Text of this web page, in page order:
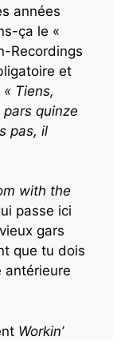
années
ça le «
Recordings
et
« Tiens,
quinze
pas, il
with the
passe ici
gars
que tu dois
antérieure
Workin’